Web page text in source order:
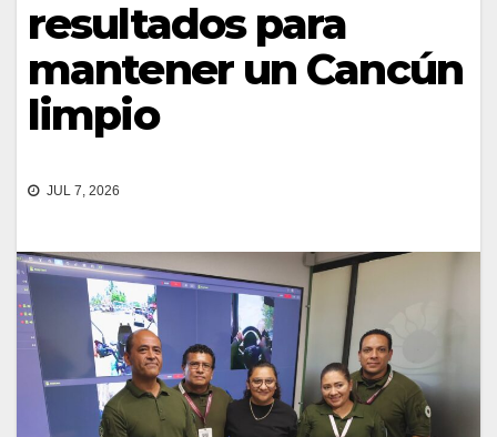
resultados para
mantener un Cancún
limpio
JUL 7, 2026